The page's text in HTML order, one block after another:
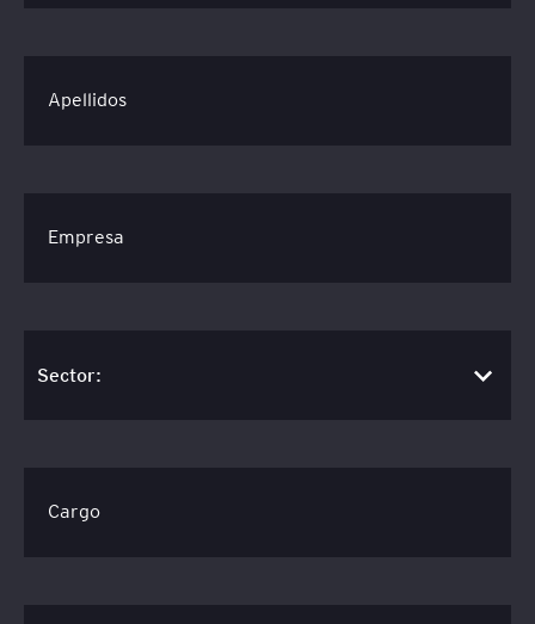
Apellidos
Empresa
Cargo